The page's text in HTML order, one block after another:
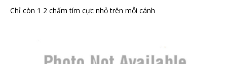
Chỉ còn 1 2 chấm tím cực nhỏ trên mỗi cánh